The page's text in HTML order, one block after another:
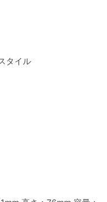
タイル